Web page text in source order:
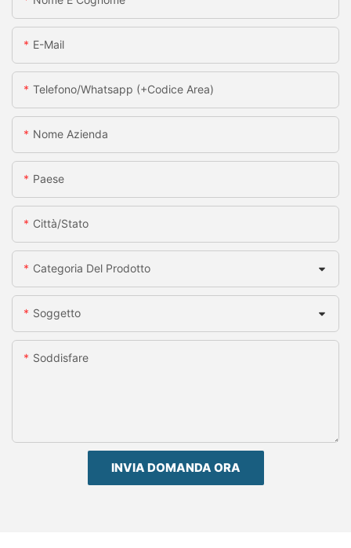
E-Mail
Telefono/whatsapp (+codice Area)
Nome Azienda
Paese
Città/stato
Categoria Del Prodotto
Soggetto
Soddisfare
INVIA DOMANDA ORA